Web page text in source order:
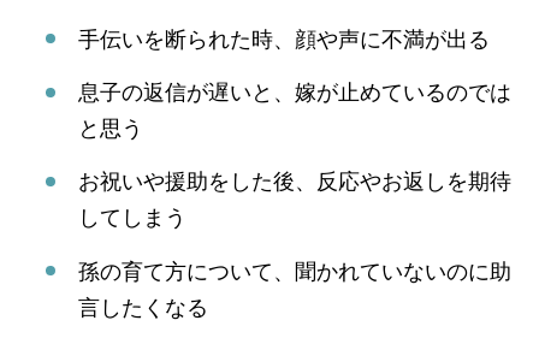
手伝いを断られた時、顔や声に不満が出る
息子の返信が遅いと、嫁が止めているのでは
と思う
お祝いや援助をした後、反応やお返しを期待
してしまう
孫の育て方について、聞かれていないのに助
言したくなる